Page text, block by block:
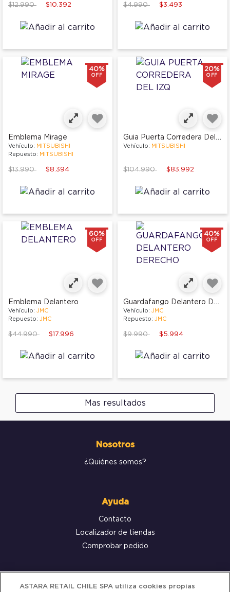
Price reduced from
$12.990to $10.392 Price reduced from
$4.990to $3.493
40%
OFF
Emblema Mirage
Vehículo: MITSUBISHI
Repuesto: MITSUBISHI
Price reduced from
$13.990to $8.394
20%
OFF
Guia Puerta Corredera Del Izq
Vehículo: MITSUBISHI
Price reduced from
$104.990to $83.992
60%
OFF
Emblema Delantero
Vehículo: JMC
Repuesto: JMC
Price reduced from
$44.990to $17.996
40%
OFF
Guardafango Delantero Derecho
Vehículo: JMC
Repuesto: JMC
Price reduced from
$9.990to $5.994
Mas resultados
Nosotros
¿Quiénes somos?
Ayuda
Contacto
Localizador de tiendas
Comprobar pedido
Servicio al cliente
ASTARA RETAIL CHILE SPA utiliza cookies propias